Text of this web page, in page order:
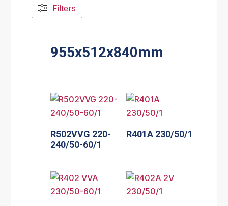
Filters
955x512x840mm
R502VVG 220-
240/50-60/1
R401A 230/50/1